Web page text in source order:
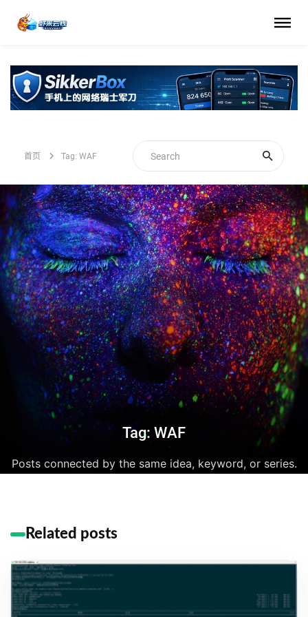
首页 Tag: WAF
Tag: WAF
Posts connected by the same idea, keyword, or series.
Related posts